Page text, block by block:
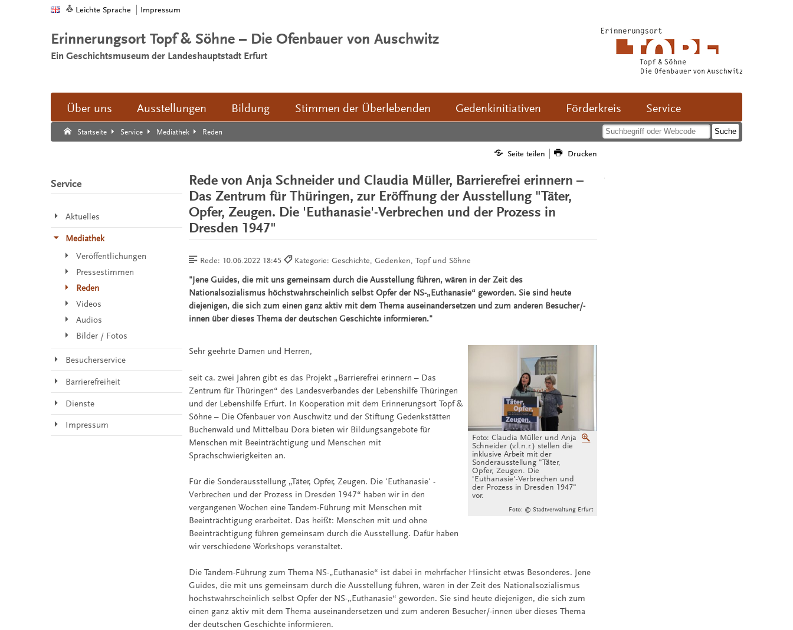
Leichte Sprache Impressum
Erinnerungsort Topf & Söhne – Die Ofenbauer von Auschwitz
Ein Geschichtsmuseum der Landeshauptstadt Erfurt
Über uns Ausstellungen Bildung Stimmen der Überlebenden Gedenkinitiativen Förderkreis Service
Startseite Service Mediathek Reden
Suche:
Suche Ende.
Seite teilen Drucken
Rede von Anja Schneider und Claudia Müller, Barrierefrei erinnern –
Das Zentrum für Thüringen, zur Eröffnung der Ausstellung "Täter,
Opfer, Zeugen. Die 'Euthanasie'-Verbrechen und der Prozess in
Dresden 1947"
Rede: 10.06.2022 18:45 Kategorie: Geschichte, Gedenken, Topf und Söhne
"Jene Guides, die mit uns gemeinsam durch die Ausstellung führen, wären in der Zeit des
Nationalsozialismus höchstwahrscheinlich selbst Opfer der NS-„Euthanasie“ geworden. Sie sind heute
diejenigen, die sich zum einen ganz aktiv mit dem Thema auseinandersetzen und zum anderen Besucher/-
innen über dieses Thema der deutschen Geschichte informieren."
Foto: Claudia Müller und Anja
Schneider (v.l.n.r.) stellen die
inklusive Arbeit mit der
Sonderausstellung "Täter,
Opfer, Zeugen. Die
'Euthanasie'-Verbrechen und
der Prozess in Dresden 1947"
vor.
Foto: © Stadtverwaltung Erfurt
Sehr geehrte Damen und Herren,
seit ca. zwei Jahren gibt es das Projekt „Barrierefrei erinnern – Das
Zentrum für Thüringen“ des Landesverbandes der Lebenshilfe Thüringen
und der Lebenshilfe Erfurt. In Kooperation mit dem Erinnerungsort Topf &
Söhne – Die Ofenbauer von Auschwitz und der Stiftung Gedenkstätten
Buchenwald und Mittelbau Dora bieten wir Bildungsangebote für
Menschen mit Beeinträchtigung und Menschen mit
Sprachschwierigkeiten an.
Für die Sonderausstellung „Täter, Opfer, Zeugen. Die 'Euthanasie' -
Verbrechen und der Prozess in Dresden 1947“ haben wir in den
vergangenen Wochen eine Tandem-Führung mit Menschen mit
Beeinträchtigung erarbeitet. Das heißt: Menschen mit und ohne
Beeinträchtigung führen gemeinsam durch die Ausstellung. Dafür haben
wir verschiedene Workshops veranstaltet.
Die Tandem-Führung zum Thema NS-„Euthanasie“ ist dabei in mehrfacher Hinsicht etwas Besonderes. Jene
Guides, die mit uns gemeinsam durch die Ausstellung führen, wären in der Zeit des Nationalsozialismus
höchstwahrscheinlich selbst Opfer der NS-„Euthanasie“ geworden. Sie sind heute diejenigen, die sich zum
einen ganz aktiv mit dem Thema auseinandersetzen und zum anderen Besucher/-innen über dieses Thema
der deutschen Geschichte informieren.
Service
Aktuelles
Mediathek
Veröffentlichungen
Pressestimmen
Reden
Videos
Audios
Bilder / Fotos
Besucherservice
Barrierefreiheit
Dienste
Impressum